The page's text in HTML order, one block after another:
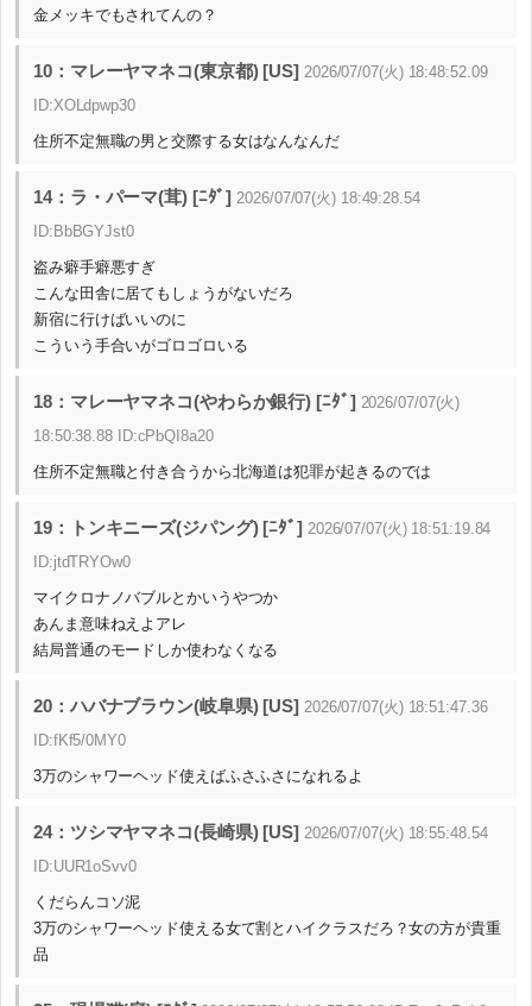
金メッキでもされてんの？
10：マレーヤマネコ(東京都) [US] 2026/07/07(火) 18:48:52.09
ID:XOLdpwp30
住所不定無職の男と交際する女はなんなんだ
14：ラ・パーマ(茸) [ﾆﾀﾞ] 2026/07/07(火) 18:49:28.54
ID:BbBGYJst0
盗み癖手癖悪すぎ
こんな田舎に居てもしょうがないだろ
新宿に行けばいいのに
こういう手合いがゴロゴロいる
18：マレーヤマネコ(やわらか銀行) [ﾆﾀﾞ] 2026/07/07(火)
18:50:38.88 ID:cPbQI8a20
住所不定無職と付き合うから北海道は犯罪が起きるのでは
19：トンキニーズ(ジパング) [ﾆﾀﾞ] 2026/07/07(火) 18:51:19.84
ID:jtdTRYOw0
マイクロナノバブルとかいうやつか
あんま意味ねえよアレ
結局普通のモードしか使わなくなる
20：ハバナブラウン(岐阜県) [US] 2026/07/07(火) 18:51:47.36
ID:fKf5/0MY0
3万のシャワーヘッド使えばふさふさになれるよ
24：ツシマヤマネコ(長崎県) [US] 2026/07/07(火) 18:55:48.54
ID:UUR1oSvv0
くだらんコソ泥
3万のシャワーヘッド使える女て割とハイクラスだろ？女の方が貴重
品